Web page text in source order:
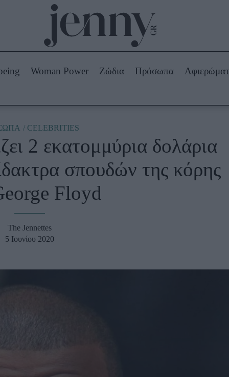
Beauty -
Ομορφιά
Skincare
Μακιγιάζ
Ζώδια
Woman Power Ζώδια Πρόσωπα
CELEBRITIES
2 εκατομμύρια δολάρια
σπουδών της κόρης
Floyd
The Jennettes
5 Ιουνίου 2020